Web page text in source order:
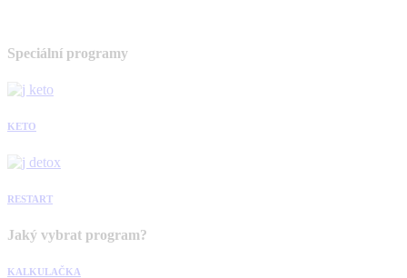
Speciální programy
KETO
RESTART
Jaký vybrat program?
KALKULAČKA